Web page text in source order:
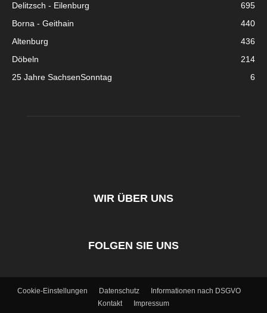
Delitzsch - Eilenburg
695
Borna - Geithain
440
Altenburg
436
Döbeln
214
25 Jahre SachsenSonntag
6
WIR ÜBER UNS
FOLGEN SIE UNS
Cookie-Einstellungen Datenschutz
Informationen nach DSGVO
Kontakt
Impressum